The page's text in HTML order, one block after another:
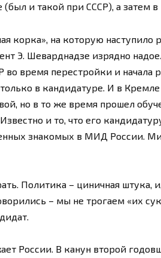
и такой при СССР), а затем
корка», на которую наступило
Э. Шеварднадзе изрядно
время перестройки и начала
в кандидатуре. И в
но в то же время прошел
и то, что его
знакомых в МИД России.
Политика – циничная штука,
– мы не трогаем «их
России. В канун второй